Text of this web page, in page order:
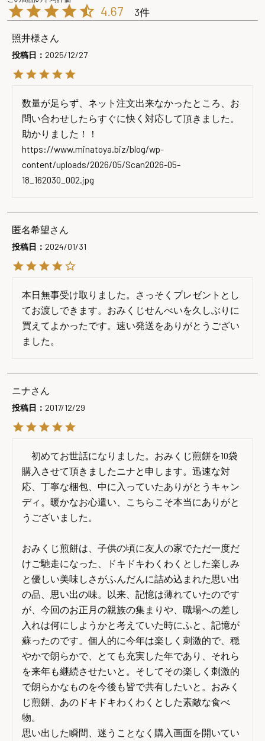
4.67 3
照井様
投稿日 2025/12/27
数量が足らず、ネット注文出来なかったところ、お
問い合わせしたらすぐに快く対応して頂きました。
助かりました！！
https://www.minatoya.biz/blog/wp-
content/uploads/2026/05/Scan2026-05-
18_162030_002.jpg
匿名希望
投稿日 2024/01/31
本日無事受け取りました。さっそくプレゼントとし
てお渡しできます。おみくじせんべいを久しぶりに
買えてよかったです。速い発送をありがとうござい
ました。
ニナ
投稿日 2017/12/29
初めてお世話になりました。おみくじ煎餅を10袋
購入させて頂きましたニナと申します。迅速な対
応、丁寧な梱包、中に入っていたありがとうキャン
ディ。暖かなお心遣い、こちらこそ本当にありがと
うございました。
おみくじ煎餅は、子供の頃に友人の家でただ一度だ
けご馳走になった、ドキドキわくわくとした楽しみ
と優しい美味しさがふんだんに詰め込まれた思い出
の品、思い出の味。以来、記憶は薄れていたのです
が、今回のお正月の親族の集まりや、職場への差し
入れは何にしようかと考えていた時にふと、記憶が
蘇ったのです。個人的に今年は楽しく刺激的で、穏
やかで朗らかで、とても充実した年であり、それら
を来年も継続させたいと。そしてその楽しく刺激的
で朗らかなものを今後も皆で共有したいと。おみく
じ煎餅、あのドキドキわくわくとした素敵な食べ
物。
思い出した瞬間、迷うことなく購入画面を開いてい